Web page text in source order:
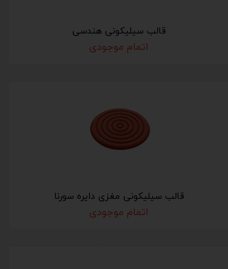
قالب سیلیکونی هندسی
اتمام موجودی
قالب سیلیکونی مغزی دایره سورنا
اتمام موجودی